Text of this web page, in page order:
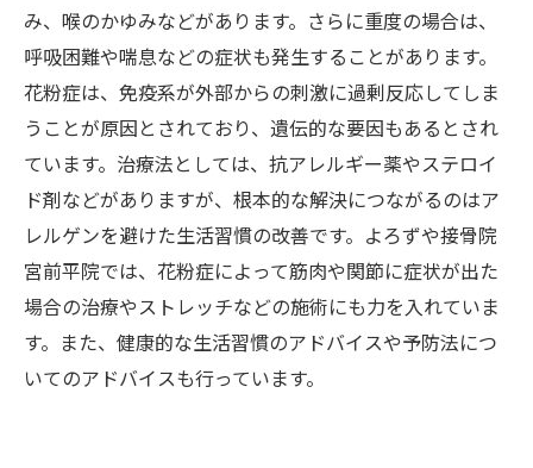
み、喉のかゆみなどがあります。さらに重度の場合は、
呼吸困難や喘息などの症状も発生することがあります。
花粉症は、免疫系が外部からの刺激に過剰反応してしま
うことが原因とされており、遺伝的な要因もあるとされ
ています。治療法としては、抗アレルギー薬やステロイ
ド剤などがありますが、根本的な解決につながるのはア
レルゲンを避けた生活習慣の改善です。よろずや接骨院
宮前平院では、花粉症によって筋肉や関節に症状が出た
場合の治療やストレッチなどの施術にも力を入れていま
す。また、健康的な生活習慣のアドバイスや予防法につ
いてのアドバイスも行っています。